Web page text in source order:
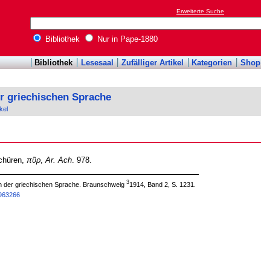
Erweiterte Suche
Bibliothek Nur in Pape-1880
Bibliothek Lesesaal Zufälliger Artikel Kategorien Shop
griechischen Sprache
πῦρ, Ar. Ach. 978.
der griechischen Sprache. Braunschweig31914, Band 2, S. 1231.